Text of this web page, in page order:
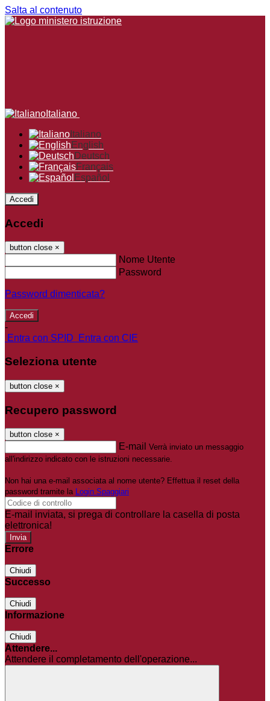
Salta al contenuto
Italiano
Italiano
English
Deutsch
Français
Español
Accedi
Accedi
button close ×
Nome Utente
Password
Password dimenticata?
-
Entra con SPID
Entra con CIE
Seleziona utente
button close ×
Recupero password
button close ×
E-mail Verrà inviato un messaggio
all'indirizzo indicato con le istruzioni necessarie.
Non hai una e-mail associata al nome utente? Effettua il reset della
password tramite la Login Spaggiari
E-mail inviata, si prega di controllare la casella di posta
elettronica!
Errore
Chiudi
Successo
Chiudi
Informazione
Chiudi
Attendere...
Attendere il completamento dell'operazione...